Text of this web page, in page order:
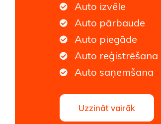
Auto izvēle
Auto pārbaude
Auto piegāde
Auto reģistrēšana
Auto saņemšana
Uzzināt vairāk